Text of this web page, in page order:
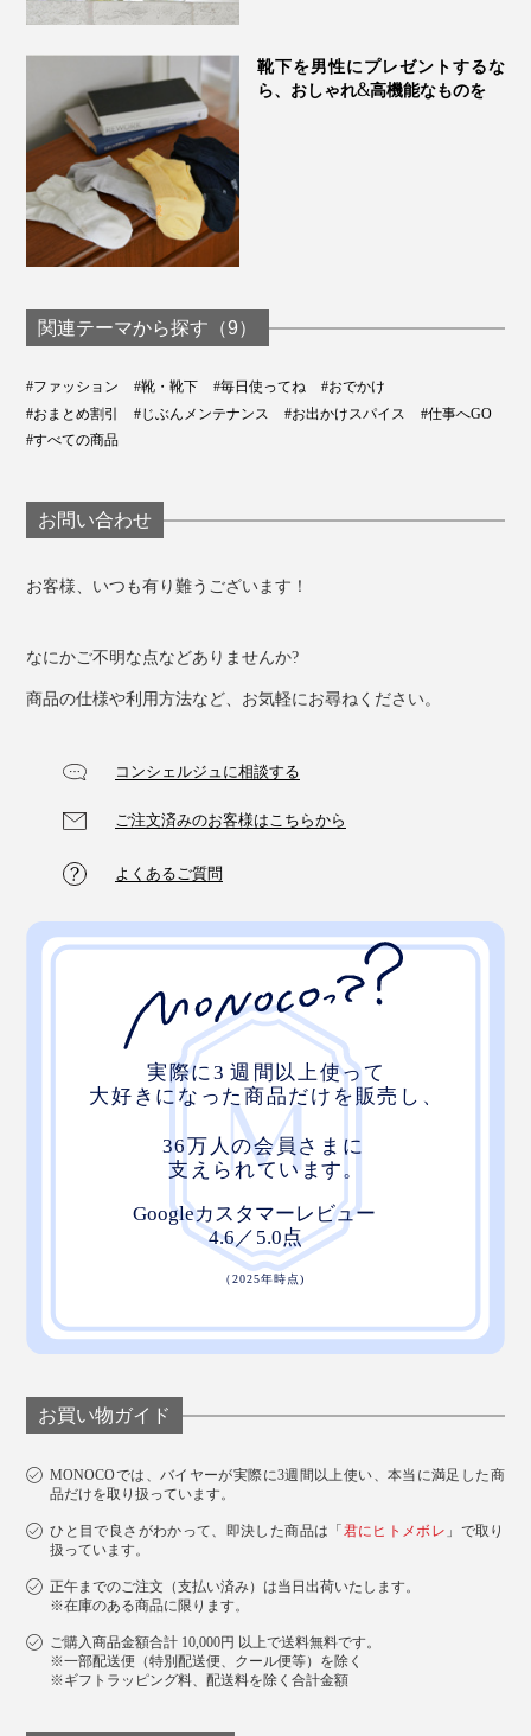
靴下を男性にプレゼントするな
ら、おしゃれ&高機能なものを
関連テーマから探す（9）
#ファッション #靴・靴下 #毎日使ってね
#おでかけ
#おまとめ割引
#じぶんメンテナンス #お出かけスパイス
#仕事へGO
#すべての商品
お問い合わせ
お客様、いつも有り難うございます！
なにかご不明な点などありませんか?
商品の仕様や利用方法など、お気軽にお尋ねください。
コンシェルジュに相談する
ご注文済みのお客様はこちらから
よくあるご質問
お買い物ガイド
MONOCOでは、バイヤーが実際に3週間以上使い、本当に満足した商
品だけを取り扱っています。
ひと目で良さがわかって、即決した商品は「君にヒトメボレ 」で取り
扱っています。
正午までのご注文（支払い済み）は当日出荷いたします。
※在庫のある商品に限ります。
ご購入商品金額合計 10,000円 以上で送料無料です。
※一部配送便（特別配送便、クール便等）を除く
※ギフトラッピング料、配送料を除く合計金額